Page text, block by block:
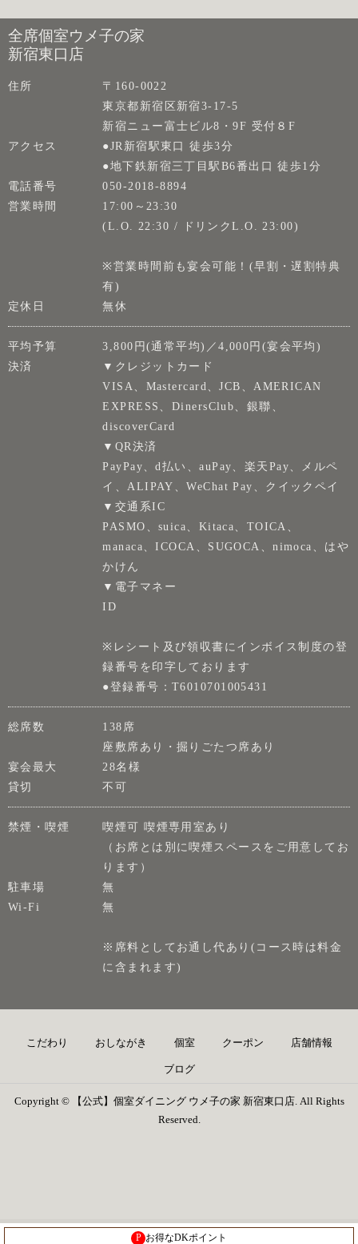
全席個室ウメ子の家
新宿東口店
住所
〒160-0022
東京都新宿区新宿3-17-5
新宿ニュー富士ビル8・9F 受付８F
アクセス
●JR新宿駅東口 徒歩3分
●地下鉄新宿三丁目駅B6番出口 徒歩1分
電話番号
050-2018-8894
営業時間
17:00～23:30
(L.O. 22:30 / ドリンクL.O. 23:00)
※営業時間前も宴会可能！(早割・遅割特典
有)
定休日
無休
平均予算
3,800円(通常平均)／4,000円(宴会平均)
決済
▼クレジットカード
VISA、Mastercard、JCB、AMERICAN
EXPRESS、DinersClub、銀聯、
discoverCard
▼QR決済
PayPay、d払い、auPay、楽天Pay、メルペ
イ、ALIPAY、WeChat Pay、クイックペイ
▼交通系IC
PASMO、suica、Kitaca、TOICA、
manaca、ICOCA、SUGOCA、nimoca、はや
かけん
▼電子マネー
ID
※レシート及び領収書にインボイス制度の登
録番号を印字しております
●登録番号：T6010701005431
総席数
138席
座敷席あり・掘りごたつ席あり
宴会最大
28名様
貸切
不可
禁煙・喫煙
喫煙可 喫煙専用室あり
（お席とは別に喫煙スペースをご用意してお
ります）
駐車場
無
Wi-Fi
無
※席料としてお通し代あり(コース時は料金
に含まれます)
こだわり おしながき 個室 クーポン 店舗情報
ブログ
Copyright © 【公式】個室ダイニング ウメ子の家 新宿東口店. All Rights
Reserved.
P お得なDKポイント